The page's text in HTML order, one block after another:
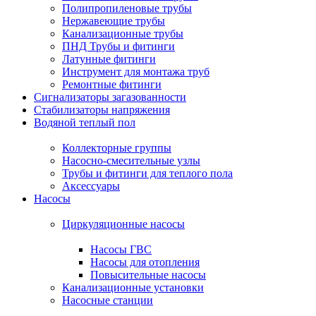
Полипропиленовые трубы
Нержавеющие трубы
Канализационные трубы
ПНД Трубы и фитинги
Латунные фитинги
Инструмент для монтажа труб
Ремонтные фитинги
Сигнализаторы загазованности
Стабилизаторы напряжения
Водяной теплый пол
Коллекторные группы
Насосно-смесительные узлы
Трубы и фитинги для теплого пола
Аксессуары
Насосы
Циркуляционные насосы
Насосы ГВС
Насосы для отопления
Повысительные насосы
Канализационные установки
Насосные станции